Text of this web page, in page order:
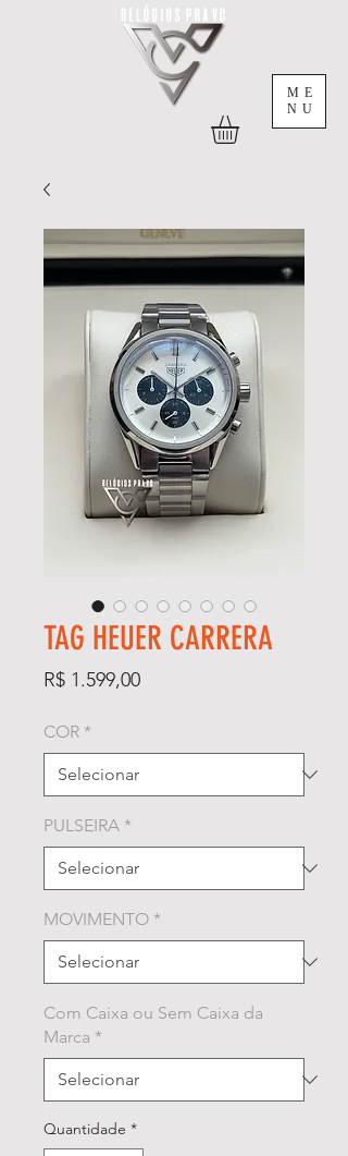
ME
NU
TAG HEUER CARRERA
R$ 1.599,00Preço
COR *
PULSEIRA *
MOVIMENTO *
Com Caixa ou Sem Caixa da
Marca *
Quantidade *